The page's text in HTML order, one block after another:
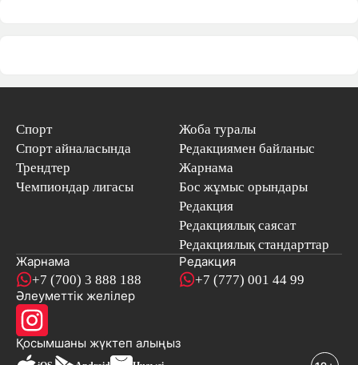
Спорт
Спорт айналасында
Трендтер
Чемпиондар лигасы
Жоба туралы
Редакциямен байланыс
Жарнама
Бос жұмыс орындары
Редакция
Редакциялық саясат
Редакциялық стандарттар
Жарнама
+7 (700) 3 888 188
Редакция
+7 (777) 001 44 99
Әлеуметтік желілер
Қосымшаны жүктеп алыңыз